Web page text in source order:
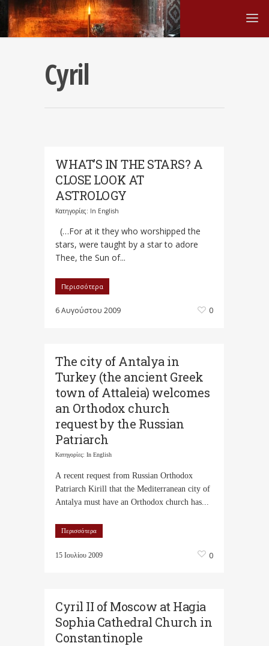
Cyril
WHAT’S IN THE STARS? A
CLOSE LOOK AT
ASTROLOGY
Κατηγορίες: In English
(…For at it they who worshipped the
stars, were taught by a star to adore
Thee, the Sun of...
Περισσότερα
6 Αυγούστου 2009 0
The city of Antalya in
Turkey (the ancient Greek
town of Attaleia) welcomes
an Orthodox church
request by the Russian
Patriarch
Κατηγορίες: In English
A recent request from Russian Orthodox
Patriarch Kirill that the Mediterranean city of
Antalya must have an Orthodox church has...
Περισσότερα
15 Ιουλίου 2009 0
Cyril ΙΙ of Moscow at Hagia
Sophia Cathedral Church in
Constantinople